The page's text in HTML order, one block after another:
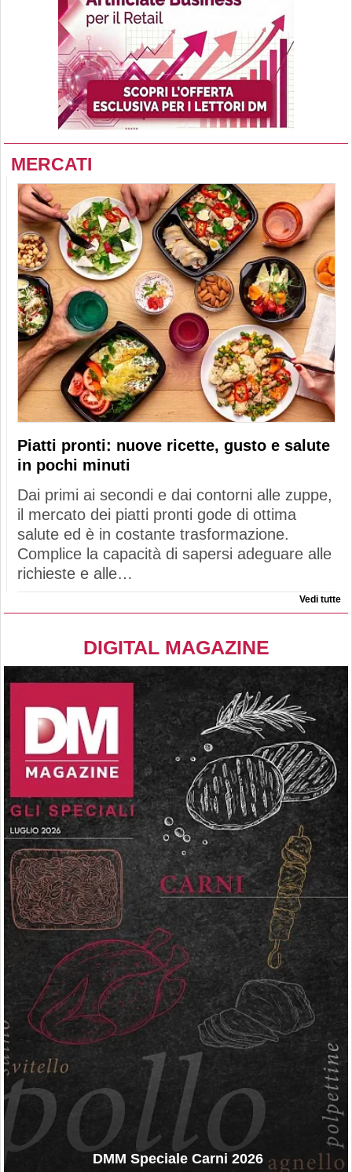
MERCATI
Piatti pronti: nuove ricette, gusto e salute
in pochi minuti
Dai primi ai secondi e dai contorni alle zuppe,
il mercato dei piatti pronti gode di ottima
salute ed è in costante trasformazione.
Complice la capacità di sapersi adeguare alle
richieste e alle…
Vedi tutte
DIGITAL MAGAZINE
DMM Speciale Carni 2026